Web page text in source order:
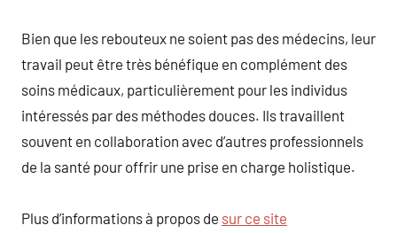
Bien que les rebouteux ne soient pas des médecins, leur
travail peut être très bénéfique en complément des
soins médicaux, particulièrement pour les individus
intéressés par des méthodes douces. Ils travaillent
souvent en collaboration avec d’autres professionnels
de la santé pour offrir une prise en charge holistique.
Plus d’informations à propos de sur ce site